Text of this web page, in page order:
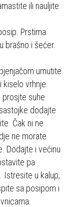
ili nauljite.
Prstima
brašno i šećer.
umutite
kiselo vrhnje.
prosjte suhe
dodajte
Čak ni ne
ne morate
Dodajte i većinu
pa
Istresite u kalup,
sa posipom i